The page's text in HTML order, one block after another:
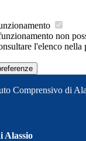
non
l'elenco nella
Comprensivo di
Alassio